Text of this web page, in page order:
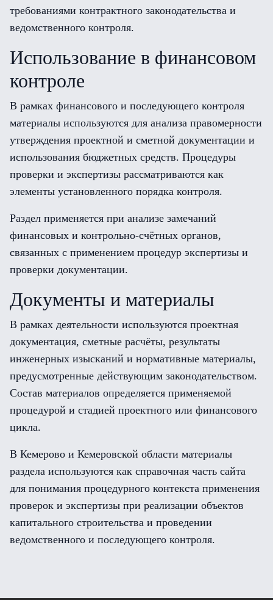
требованиями контрактного законодательства и
ведомственного контроля.
Использование в финансовом
контроле
В рамках финансового и последующего контроля
материалы используются для анализа правомерности
утверждения проектной и сметной документации и
использования бюджетных средств. Процедуры
проверки и экспертизы рассматриваются как
элементы установленного порядка контроля.
Раздел применяется при анализе замечаний
финансовых и контрольно-счётных органов,
связанных с применением процедур экспертизы и
проверки документации.
Документы и материалы
В рамках деятельности используются проектная
документация, сметные расчёты, результаты
инженерных изысканий и нормативные материалы,
предусмотренные действующим законодательством.
Состав материалов определяется применяемой
процедурой и стадией проектного или финансового
цикла.
В Кемерово и Кемеровской области материалы
раздела используются как справочная часть сайта
для понимания процедурного контекста применения
проверок и экспертизы при реализации объектов
капитального строительства и проведении
ведомственного и последующего контроля.